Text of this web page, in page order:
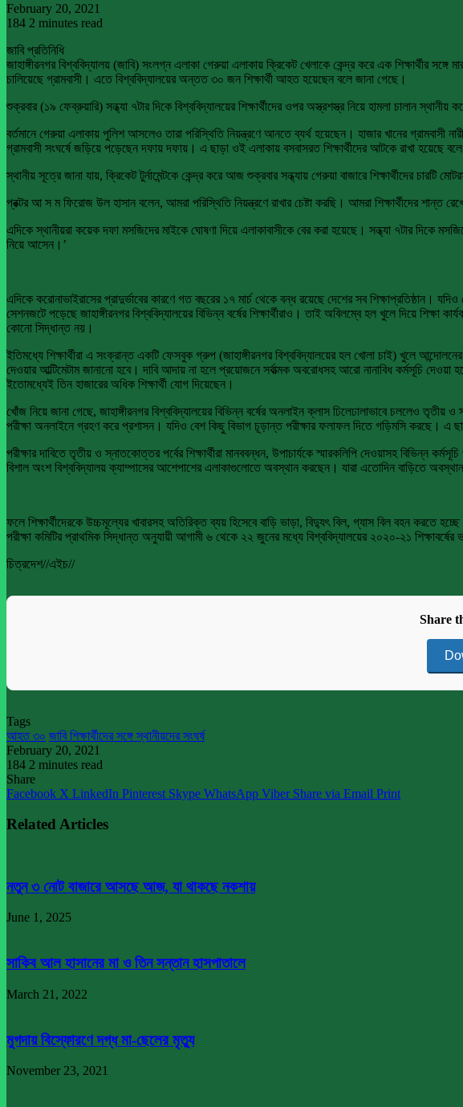
February 20, 2021
184 2 minutes read
জাবি প্রতিনিধি
জাহাঙ্গীরনগর বিশ্ববিদ্যালয় (জাবি) সংলগ্ন এলাকা গেরুয়া এলাকায় ক্রিকেট খেলাকে কেন্দ্র করে এক শিক্ষার্থীর সঙ্গে
চালিয়েছে গ্রামবাসী। এতে বিশ্ববিদ্যালয়ের অন্তত ৩০ জন শিক্ষার্থী আহত হয়েছেন বলে জানা গেছে।
শুক্রবার (১৯ ফেব্রুয়ারি) সন্ধ্যা ৭টার দিকে বিশ্ববিদ্যালয়ের শিক্ষার্থীদের ওপর অস্ত্রশস্ত্র নিয়ে হামলা চালান
বর্তমানে গেরুয়া এলাকায় পুলিশ আসলেও তারা পরিস্থিতি নিয়ন্ত্রণে আনতে ব্যর্থ হয়েছেন। হাজার খানের গ্রামবাসী
গ্রামবাসী সংঘর্ষে জড়িয়ে পড়েছেন দফায় দফায়। এ ছাড়া ওই এলাকায় বসবাসরত শিক্ষার্থীদের আটকে রাখা হয়েছে
স্থানীয় সূত্রে জানা যায়, ক্রিকেট টুর্নামেন্টকে কেন্দ্র করে আজ শুক্রবার সন্ধ্যায় গেরুয়া বাজারে শিক্ষার্থীদের চারটি
প্রক্টর আ স ম ফিরোজ উল হাসান বলেন, আমরা পরিস্থিতি নিয়ন্ত্রণে রাখার চেষ্টা করছি। আমরা শিক্ষার্থীদের শান্ত
এদিকে স্থানীয়রা কয়েক দফা মসজিদের মাইকে ঘোষণা দিয়ে এলাকাবাসীকে বের করা হয়েছে। সন্ধ্যা ৭টার দিকে
নিয়ে আসেন।’
এদিকে করোনাভাইরাসের প্রাদুর্ভাবের কারণে গত বছরের ১৭ মার্চ থেকে বন্ধ রয়েছে দেশের সব শিক্ষাপ্রতিষ্ঠান।
সেশনজটে পড়েছে জাহাঙ্গীরনগর বিশ্ববিদ্যালয়ের বিভিন্ন বর্ষের শিক্ষার্থীরাও। তাই অবিলম্বে হল খুলে দিয়ে শিক্ষা
কোনো সিদ্ধান্ত নয়।
ইতিমধ্যে শিক্ষার্থীরা এ সংক্রান্ত একটি ফেসবুক গ্রুপ (জাহাঙ্গীরনগর বিশ্ববিদ্যালয়ের হল খোলা চাই) খুলে
দেওয়ার আল্টিমেটাম জানানো হবে। দাবি আদায় না হলে প্রয়োজনে সর্বাত্মক অবরোধসহ আরো নানাবিধ কর্মসূচি
ইতোমধ্যেই তিন হাজারের অধিক শিক্ষার্থী যোগ দিয়েছেন।
খোঁজ নিয়ে জানা গেছে, জাহাঙ্গীরনগর বিশ্ববিদ্যালয়ের বিভিন্ন বর্ষের অনলাইন ক্লাস ঢিলেঢালাভাবে চললেও
পরীক্ষা অনলাইনে গ্রহণ করে প্রশাসন। যদিও বেশ কিছু বিভাগ চূড়ান্ত পরীক্ষার ফলাফল দিতে গড়িমসি করছে। এ
পরীক্ষার দাবিতে তৃতীয় ও স্নাতকোত্তর পর্বের শিক্ষার্থীরা মানববন্ধন, উপাচার্যকে স্মারকলিপি দেওয়াসহ বিভিন্ন
বিশাল অংশ বিশ্ববিদ্যালয় ক্যাম্পাসের আশেপাশের এলাকাগুলোতে অবস্থান করছেন। যারা এতোদিন বাড়িতে
ফলে শিক্ষার্থীদেরকে উচ্চমূল্যের খাবারসহ অতিরিক্ত ব্যয় হিসেবে বাড়ি ভাড়া, বিদ্যুৎ বিল, গ্যাস বিল বহন করতে
পরীক্ষা কমিটির প্রাথমিক সিদ্ধান্ত অনুযায়ী আগামী ৬ থেকে ২২ জুনের মধ্যে বিশ্ববিদ্যালয়ের ২০২০-২১
চিত্রদেশ//এইচ//
Share
Tags
আহত ৩০ জাবি শিক্ষার্থীদের সঙ্গে স্থানীয়দের সংঘর্ষ
February 20, 2021
184 2 minutes read
Share
Facebook X LinkedIn Pinterest Skype WhatsApp Viber Share via Email Print
Related Articles
নতুন ৩ নোট বাজারে আসছে আজ, যা থাকছে নকশায়
June 1, 2025
সাকিব আল হাসানের মা ও তিন সন্তান হাসপাতালে
March 21, 2022
মুগদায় বিস্ফোরণে দগ্ধ মা-ছেলের মৃত্যু
November 23, 2021